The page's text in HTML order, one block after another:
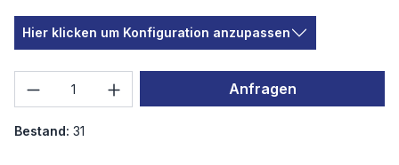
Hier klicken um Konfiguration anzupassen
Produkt Anzahl: Gib den gewünschten
Anfragen
Bestand: 31